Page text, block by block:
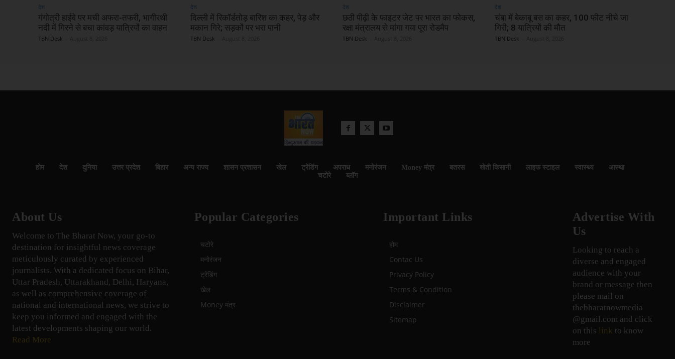
देश
गंगोत्री हाईवे पर मची अफरा-तफरी, भागीरथी
नदी में गिरने से बचा कांवड़ यात्रियों का वाहन
TBN Desk
देश
दिल्ली में रिकॉर्डतोड़ बारिश का कहर, पेड़ और
मकान गिरे; सड़कों पर भरा पानी
TBN Desk
देश
छठी पीढ़ी के फाइटर जेट पर भारत का फोकस,
रक्षा मंत्रालय से मांगा गया पूरा रोडमैप
TBN Desk
देश
चंबा में बेकाबू बस का कहर, 100 फीट नीचे जा
गिरी; 8 यात्रियों की मौत
TBN Desk
होम देश दुनिया उत्तर प्रदेश बिहार अन्य राज्य शासन प्रशासन खेल ट्रेंडिंग अपराध मनोरंजन Money मंत्र बतरस खेती किसानी लाइफ स्टाइल स्वास्थ्य
आस्था
चटोरे
ब्लॉग
About Us
Welcome to The Bharat Now, your go-to
destination for insightful news coverage
meticulously curated by experienced
journalists. With a dedicated focus on Bihar,
Uttar Pradesh, Uttarakhand, Delhi, Haryana,
as well as comprehensive coverage of
national and international news, we strive to
keep you informed and engaged with the
latest developments shaping our world.
Read More
Popular Categories
चटोरे
मनोरंजन
ट्रेंडिंग
खेल
Money मंत्र
Important Links
होम
Contac Us
Privacy Policy
Terms & Condition
Disclaimer
Sitemap
Advertise With
Us
Looking to reach a
diverse and engaged
audience with your
brand or message then
please mail on
thebharatnowmedia
@gmail.com and click
on this link to know
more